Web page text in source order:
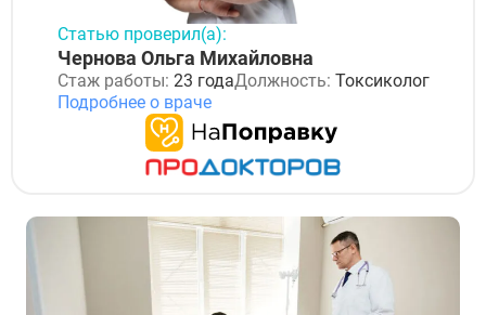
Статью проверил(а):
Чернова Ольга Михайловна
Стаж работы: 23 годаДолжность: Токсиколог
Подробнее о враче